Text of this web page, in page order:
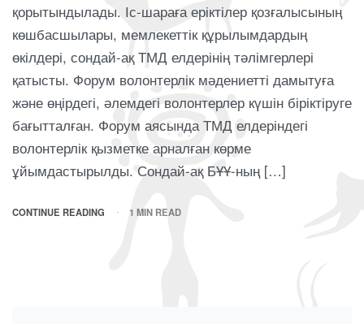
қорытындылады. Іс-шараға еріктілер қозғалысының
көшбасшылары, мемлекеттік құрылымдардың
өкілдері, сондай-ақ ТМД елдерінің тәлімгерлері
қатысты. Форум волонтерлік мәдениетті дамытуға
және өңірдегі, әлемдегі волонтерлер күшін біріктіруге
бағытталған. Форум аясында ТМД елдеріндегі
волонтерлік қызметке арналған көрме
ұйымдастырылды. Сондай-ақ БҰҰ-ның […]
CONTINUE READING 1 MIN READ